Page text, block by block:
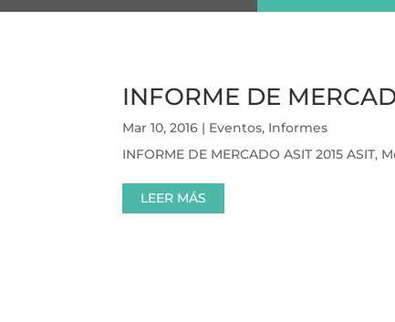
INFORME DE
Mar 10, 2016 | Eventos, Informes
INFORME DE MERCADO ASIT 2015 ASIT,
LEER MÁS